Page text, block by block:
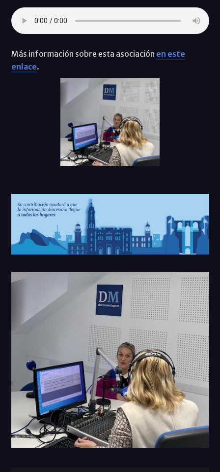
Más información sobre esta asociación en este
enlace.